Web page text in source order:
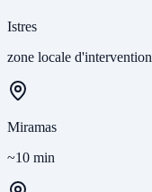
Istres
zone locale d'intervention
Miramas
~10 min